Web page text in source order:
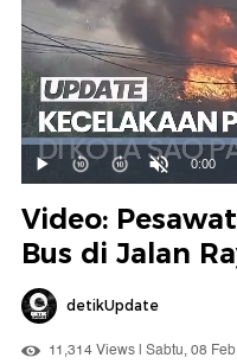
Mainkan
Suara
Hidup
Waktu
ini
0:00
Video:
Bus di Jalan
detikUpdate
11,314 Views | Sabtu, 08